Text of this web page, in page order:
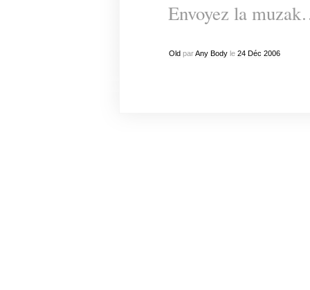
Envoyez la
OldparAny Bodyle 24 Déc 2006